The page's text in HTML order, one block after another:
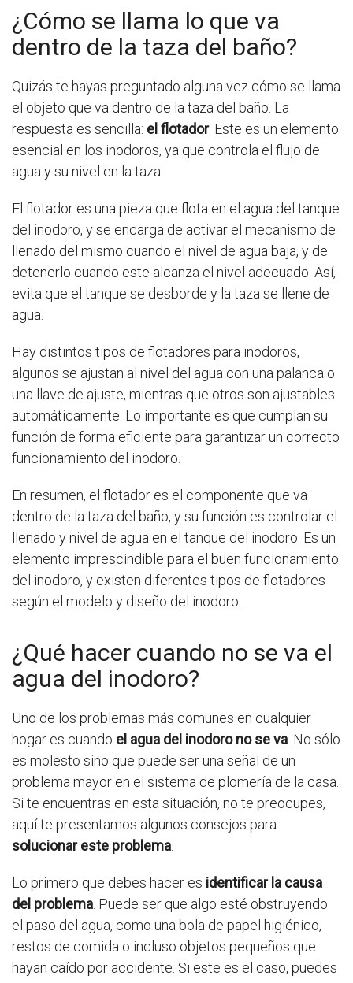
¿Cómo se llama lo que va
dentro de la taza del baño?
Quizás te hayas preguntado alguna vez cómo se llama
el objeto que va dentro de la taza del baño. La
respuesta es sencilla: el flotador. Este es un elemento
esencial en los inodoros, ya que controla el flujo de
agua y su nivel en la taza.
El flotador es una pieza que flota en el agua del tanque
del inodoro, y se encarga de activar el mecanismo de
llenado del mismo cuando el nivel de agua baja, y de
detenerlo cuando este alcanza el nivel adecuado. Así,
evita que el tanque se desborde y la taza se llene de
agua.
Hay distintos tipos de flotadores para inodoros,
algunos se ajustan al nivel del agua con una palanca o
una llave de ajuste, mientras que otros son ajustables
automáticamente. Lo importante es que cumplan su
función de forma eficiente para garantizar un correcto
funcionamiento del inodoro.
En resumen, el flotador es el componente que va
dentro de la taza del baño, y su función es controlar el
llenado y nivel de agua en el tanque del inodoro. Es un
elemento imprescindible para el buen funcionamiento
del inodoro, y existen diferentes tipos de flotadores
según el modelo y diseño del inodoro.
¿Qué hacer cuando no se va el
agua del inodoro?
Uno de los problemas más comunes en cualquier
hogar es cuando el agua del inodoro no se va . No sólo
es molesto sino que puede ser una señal de un
problema mayor en el sistema de plomería de la casa.
Si te encuentras en esta situación, no te preocupes,
aquí te presentamos algunos consejos para
solucionar este problema
Lo primero que debes hacer es identificar la causa
del problema . Puede ser que algo esté obstruyendo
el paso del agua, como una bola de papel higiénico,
restos de comida o incluso objetos pequeños que
hayan caído por accidente. Si este es el caso, puedes